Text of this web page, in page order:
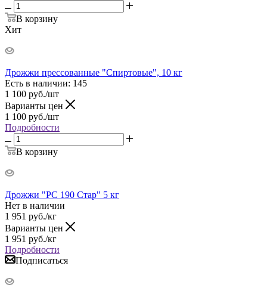
В корзину
Хит
Дрожжи прессованные "Спиртовые", 10 кг
Есть в наличии: 145
1 100 руб./шт
Варианты цен
1 100 руб./шт
Подробности
В корзину
Дрожжи "РС 190 Стар" 5 кг
Нет в наличии
1 951 руб./кг
Варианты цен
1 951 руб./кг
Подробности
Подписаться